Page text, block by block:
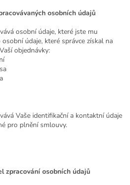
osobních údajů
osobní údaje, které jste mu
údaje, které správce získal na
objednávky:
Vaše identifikační a kontaktní údaje
pro plnění smlouvy.
zpracování osobních údajů